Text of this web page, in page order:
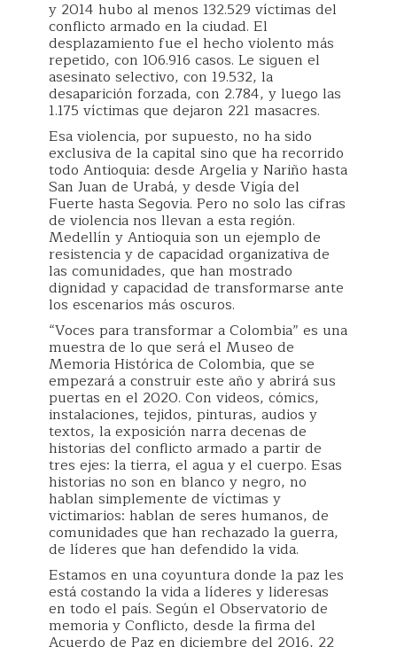
y 2014 hubo al menos 132.529 víctimas del
conflicto armado en la ciudad. El
desplazamiento fue el hecho violento más
repetido, con 106.916 casos. Le siguen el
asesinato selectivo, con 19.532, la
desaparición forzada, con 2.784, y luego las
1.175 víctimas que dejaron 221 masacres.
Esa violencia, por supuesto, no ha sido
exclusiva de la capital sino que ha recorrido
todo Antioquia: desde Argelia y Nariño hasta
San Juan de Urabá, y desde Vigía del
Fuerte hasta Segovia. Pero no solo las cifras
de violencia nos llevan a esta región.
Medellín y Antioquia son un ejemplo de
resistencia y de capacidad organizativa de
las comunidades, que han mostrado
dignidad y capacidad de transformarse ante
los escenarios más oscuros.
“Voces para transformar a Colombia” es una
muestra de lo que será el Museo de
Memoria Histórica de Colombia, que se
empezará a construir este año y abrirá sus
puertas en el 2020. Con videos, cómics,
instalaciones, tejidos, pinturas, audios y
textos, la exposición narra decenas de
historias del conflicto armado a partir de
tres ejes: la tierra, el agua y el cuerpo. Esas
historias no son en blanco y negro, no
hablan simplemente de víctimas y
victimarios: hablan de seres humanos, de
comunidades que han rechazado la guerra,
de líderes que han defendido la vida.
Estamos en una coyuntura donde la paz les
está costando la vida a líderes y lideresas
en todo el país. Según el Observatorio de
memoria y Conflicto, desde la firma del
Acuerdo de Paz en diciembre del 2016, 22